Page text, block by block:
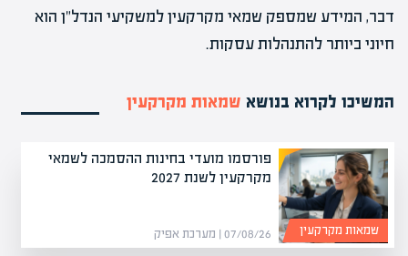
דבר, המידע שמספק שמאי מקרקעין למשקיעי הנדל"ן הוא
חיוני ביותר להתנהלות עסקות.
המשיכו לקרוא בנושא שמאות מקרקעין
פורסמו מועדי בחינות ההסמכה לשמאי
מקרקעין לשנת 2027
07/08/26 | מערכת אפיק שמאות מקרקעין